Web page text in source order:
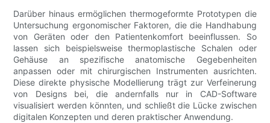
Darüber hinaus ermöglichen thermogeformte Prototypen die
Untersuchung ergonomischer Faktoren, die die Handhabung
von Geräten oder den Patientenkomfort beeinflussen. So
lassen sich beispielsweise thermoplastische Schalen oder
Gehäuse an spezifische anatomische Gegebenheiten
anpassen oder mit chirurgischen Instrumenten ausrichten.
Diese direkte physische Modellierung trägt zur Verfeinerung
von Designs bei, die andernfalls nur in CAD-Software
visualisiert werden könnten, und schließt die Lücke zwischen
digitalen Konzepten und deren praktischer Anwendung.